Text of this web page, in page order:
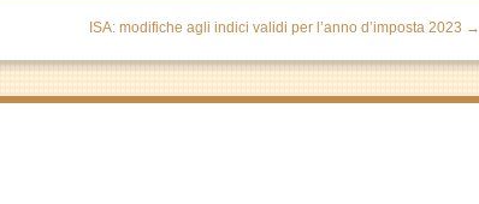
ISA: modifiche agli indici validi per l’anno d’imposta 2023 →